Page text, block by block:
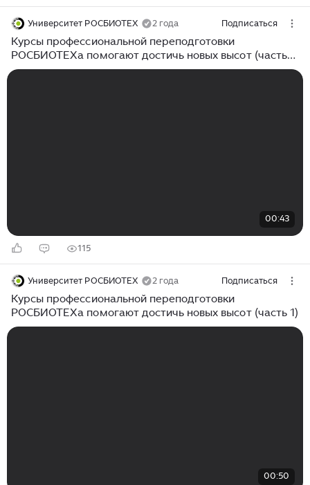
Университет РОСБИОТЕХ 2 года Подписаться
Курсы профессиональной переподготовки
РОСБИОТЕХа помогают достичь новых высот (часть
2)
00:43
115
Университет РОСБИОТЕХ 2 года Подписаться
Курсы профессиональной переподготовки
РОСБИОТЕХа помогают достичь новых высот (часть 1)
00:50